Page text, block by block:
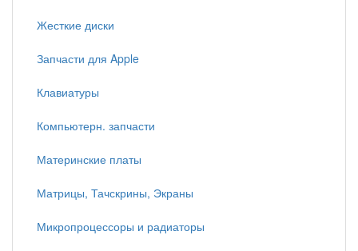
Жесткие диски
Запчасти для Apple
Клавиатуры
Компьютерн. запчасти
Материнские платы
Матрицы, Тачскрины, Экраны
Микропроцессоры и радиаторы